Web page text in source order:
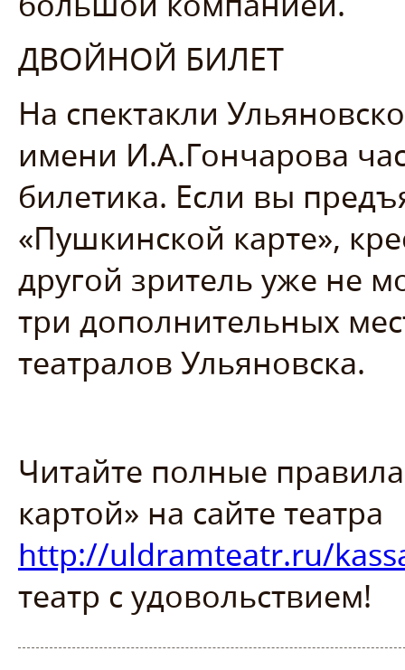
ДВОЙНОЙ БИЛЕТ
На спектакли
имени И.А.Гончарова
билетика. Если вы
«Пушкинской карте»,
другой зритель уже не
три дополнительных
театралов Ульяновска.
Читайте полные
картой» на сайте театра
http://uldramteatr.ru/
театр с удовольствием!